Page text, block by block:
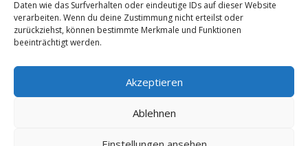
Daten wie das Surfverhalten oder eindeutige IDs auf dieser Website
verarbeiten. Wenn du deine Zustimmung nicht erteilst oder
zurückziehst, können bestimmte Merkmale und Funktionen
beeinträchtigt werden.
Akzeptieren
Ablehnen
Esoterik Thüringen
& Kirche bedeutet
für etliche Gläubige
Sinn.
Esoterik
Tirschenreuth und
begeisterte